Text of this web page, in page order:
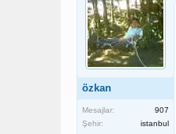
özkan
Mesajlar:
907
Şehir:
istanbul